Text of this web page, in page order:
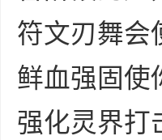
符文刃舞会
鲜血强固使
强化灵界打